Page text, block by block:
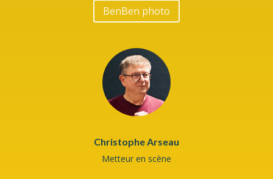
BenBen photo
Christophe Arseau
Metteur en scène